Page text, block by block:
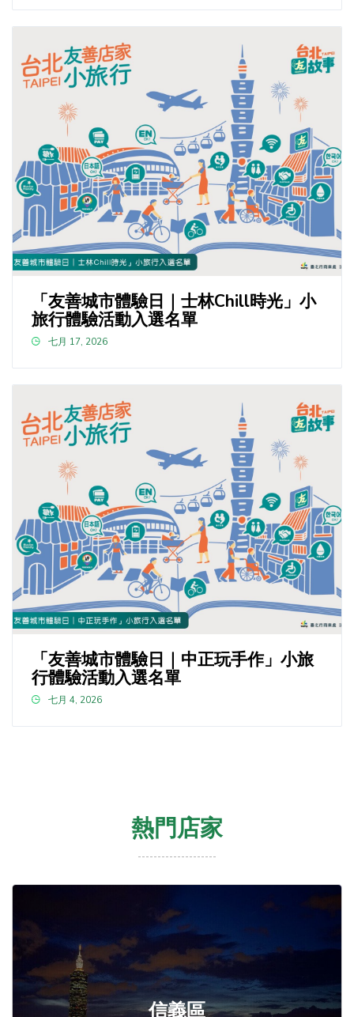
「友善城市體驗日｜士林Chill時光」小
旅行體驗活動入選名單
七月 17, 2026
「友善城市體驗日｜中正玩手作」小旅
行體驗活動入選名單
七月 4, 2026
熱門店家
信義區